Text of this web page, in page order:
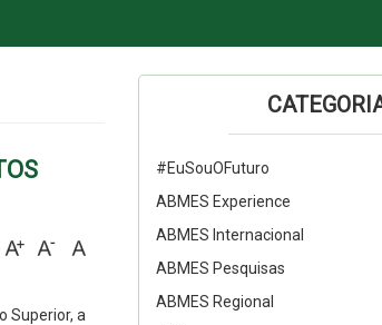
Superior, a
#EuSouOFuturo
ABMES Experience
ABMES Internacional
ABMES Pesquisas
ABMES Regional